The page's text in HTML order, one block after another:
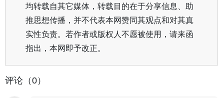
均转载自其它媒体，转载目的在于分享信息、助
推思想传播，并不代表本网赞同其观点和对其真
实性负责。若作者或版权人不愿被使用，请来函
指出，本网即予改正。
评论（0）